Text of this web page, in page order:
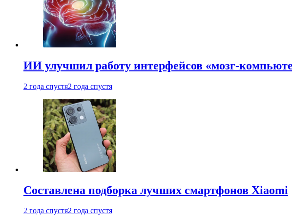
ИИ улучшил работу интерфейсов «мозг-
2 года спустя2 года спустя
Составлена подборка лучших смартфонов Xiaomi
2 года спустя2 года спустя